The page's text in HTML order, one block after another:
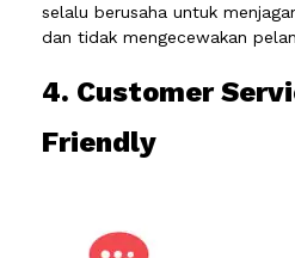
selalu berusaha untuk
dan tidak mengecewakan
4. Customer
Friendly